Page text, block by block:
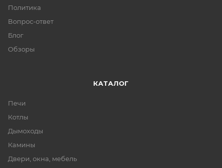
Политика
Вопрос-ответ
Блог
Обзоры
КАТАЛОГ
Печи
Котлы
Дымоходы
Камины
Двери, окна, мебель